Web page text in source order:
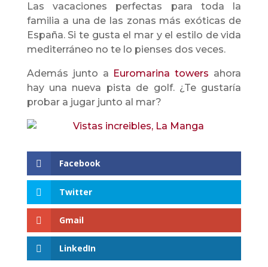
Las vacaciones perfectas para toda la
familia a una de las zonas más exóticas de
España. Si te gusta el mar y el estilo de vida
mediterráneo no te lo pienses dos veces.
Además junto a Euromarina towers ahora
hay una nueva pista de golf. ¿Te gustaría
probar a jugar junto al mar?
Facebook
Twitter
Gmail
LinkedIn